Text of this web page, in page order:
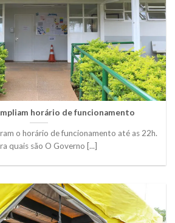
horário de funcionamento
o horário de funcionamento até as 22h.
quais são O Governo [...]